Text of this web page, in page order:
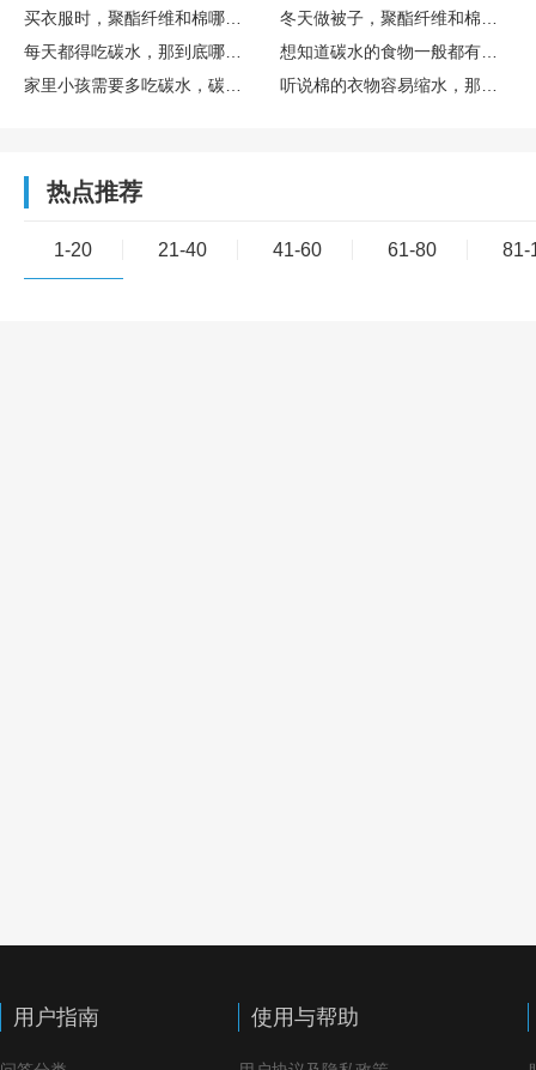
热点推荐
1-20 21-40 41-60 61-80 81-
用户指南 使用与帮助